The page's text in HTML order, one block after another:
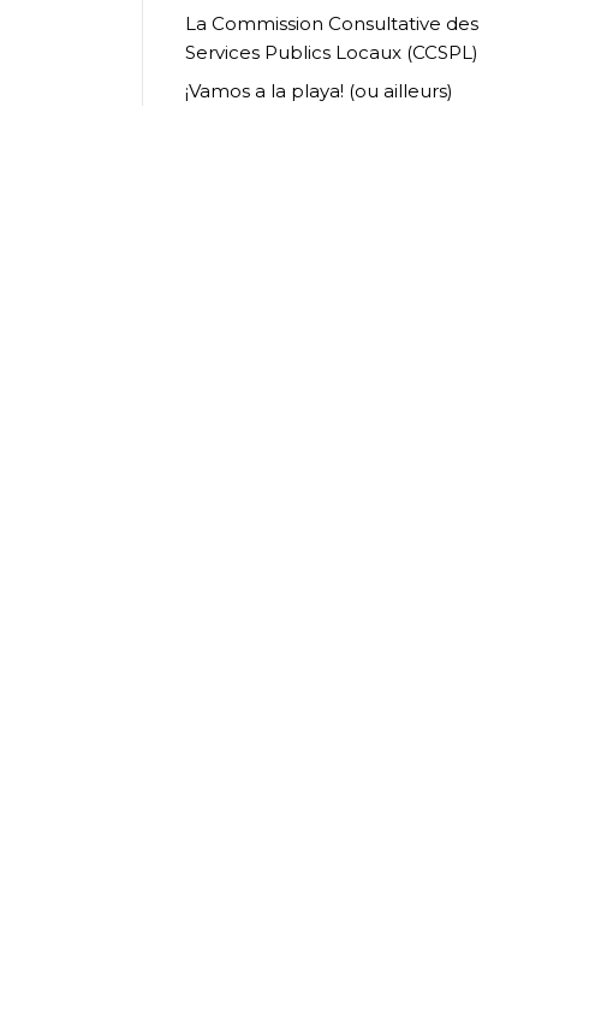
La Commission Consultative des
Services Publics Locaux (CCSPL)
¡Vamos a la playa! (ou ailleurs)